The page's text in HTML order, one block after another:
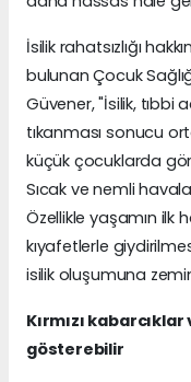
İsilik rahatsızlığı
bulunan Çocuk
Güvener, "İsilik, tıbbi
tıkanması sonucu
küçük çocuklarda
Sıcak ve nemli
Özellikle yaşamın ilk
kıyafetlerle
isilik oluşumuna
Kırmızı
gösterebilir